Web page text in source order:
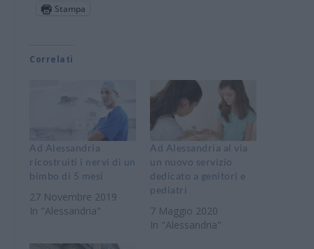
Stampa
Correlati
Ad Alessandria
ricostruiti i nervi di un
bimbo di 5 mesi
27 Novembre 2019
In "Alessandria"
Ad Alessandria al via
un nuovo servizio
dedicato a genitori e
pediatri
7 Maggio 2020
In "Alessandria"